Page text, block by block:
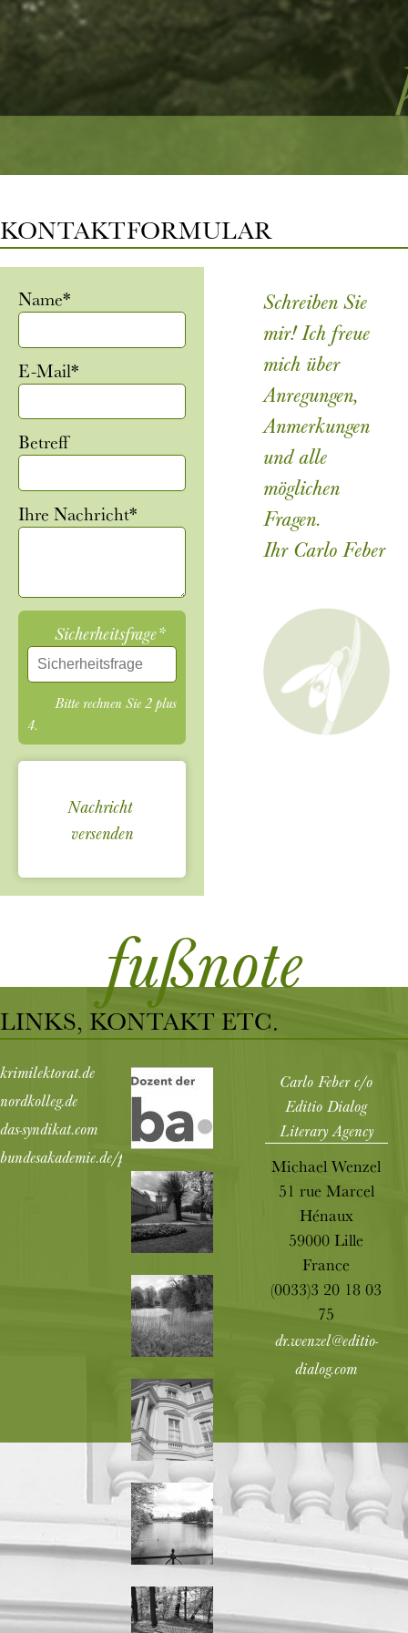
KONTAKTFORMULAR
Pflichtfeld
Name*
Pflichtfeld
E-Mail*
Betreff
Pflichtfeld
Ihre Nachricht*
Pflichtfeld
Sicherheitsfrage*
Bitte rechnen Sie 2 plus
4.
Schreiben Sie
mir! Ich freue
mich über
Anregungen,
Anmerkungen
und alle
möglichen
Fragen.
Ihr Carlo Feber
fußnote
LINKS, KONTAKT ETC.
krimilektorat.de
nordkolleg.de
das-syndikat.com
bundesakademie.de/programm/literatur
Carlo Feber c/o
Editio Dialog
Literary Agency
Michael Wenzel
51 rue Marcel
Hénaux
59000 Lille
France
(0033)3 20 18 03
75
dr.wenzel@editio-
dialog.com